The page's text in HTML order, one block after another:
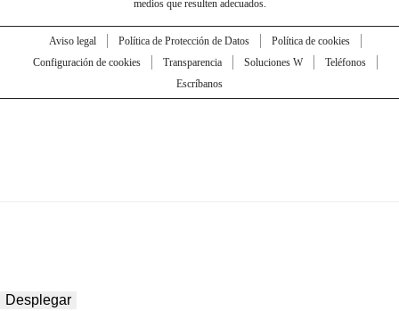
medios que resulten adecuados.
Aviso legal Política de Protección de Datos
Política de cookies
Configuración de cookies
Transparencia Soluciones W
Teléfonos
Escríbanos
Desplegar